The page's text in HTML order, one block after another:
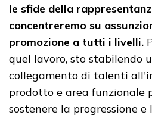
le sfide della
concentreremo su
promozione a tutti i livelli.
quel lavoro, sto stabilendo
collegamento di talenti
prodotto e area funzionale
sostenere la progressione